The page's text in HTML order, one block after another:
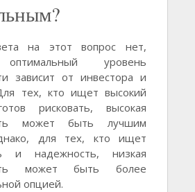
на этот вопрос нет,
оптимальный уровень
зависит от инвестора и
тех, кто ищет высокий
рисковать, высокая
может быть лучшим
для тех, кто ищет
и надежность, низкая
может быть более
опцией.